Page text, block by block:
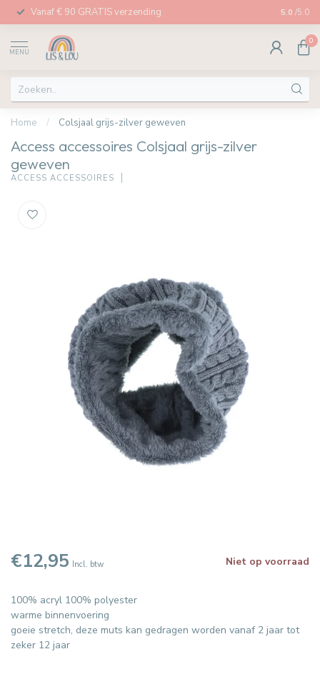
Vanaf € 90 GRATIS verzending Afhalen
5.0 /5.0
MENU
0
Home / Colsjaal grijs-zilver geweven
Access accessoires Colsjaal grijs-zilver
geweven
ACCESS ACCESSOIRES
€12,95 Incl. btw Niet op voorraad
100% acryl 100% polyester
warme binnenvoering
goeie stretch, deze muts kan gedragen worden vanaf 2 jaar tot
zeker 12 jaar